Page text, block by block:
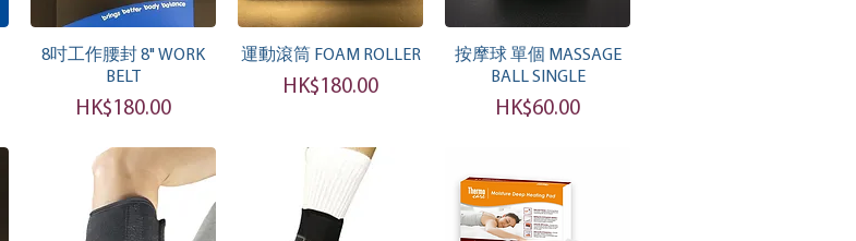
快速瀏覽
8吋工作腰封 8" WORK
BELT
價格
HK$180.00
快速瀏覽
運動滾筒 FOAM ROLLER
價格
HK$180.00
快速瀏覽
按摩球 單個 MASSAGE
BALL SINGLE
價格
HK$60.00